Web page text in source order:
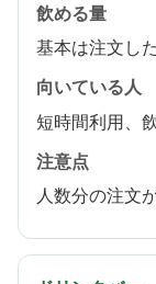
飲める量
基本は注文し
向いている人
短時間利用、
注意点
人数分の注文